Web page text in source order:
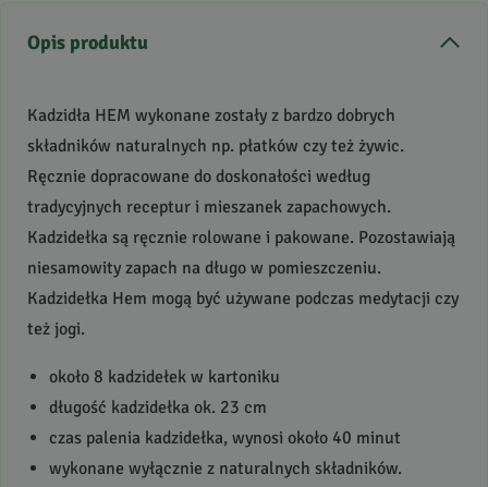
Opis produktu
Kadzidła HEM wykonane zostały z bardzo dobrych
składników naturalnych np. płatków czy też żywic.
Ręcznie dopracowane do doskonałości według
tradycyjnych receptur i mieszanek zapachowych.
Kadzidełka są ręcznie rolowane i pakowane. Pozostawiają
niesamowity zapach na długo w pomieszczeniu.
Kadzidełka Hem mogą być używane podczas medytacji czy
też jogi.
około 8 kadzidełek w kartoniku
długość kadzidełka ok. 23 cm
czas palenia kadzidełka, wynosi około 40 minut
wykonane wyłącznie z naturalnych składników.